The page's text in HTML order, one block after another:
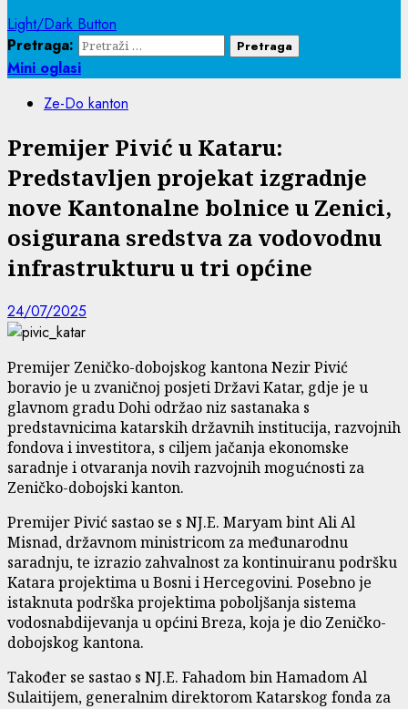
Light/Dark Button
Pretraga:
Mini oglasi
Ze-Do kanton
Premijer Pivić u Kataru:
Predstavljen projekat izgradnje
nove Kantonalne bolnice u Zenici,
osigurana sredstva za vodovodnu
infrastrukturu u tri općine
24/07/2025
Premijer Zeničko-dobojskog kantona Nezir Pivić
boravio je u zvaničnoj posjeti Državi Katar, gdje je u
glavnom gradu Dohi održao niz sastanaka s
predstavnicima katarskih državnih institucija, razvojnih
fondova i investitora, s ciljem jačanja ekonomske
saradnje i otvaranja novih razvojnih mogućnosti za
Zeničko-dobojski kanton.
Premijer Pivić sastao se s NJ.E. Maryam bint Ali Al
Misnad, državnom ministricom za međunarodnu
saradnju, te izrazio zahvalnost za kontinuiranu podršku
Katara projektima u Bosni i Hercegovini. Posebno je
istaknuta podrška projektima poboljšanja sistema
vodosnabdijevanja u općini Breza, koja je dio Zeničko-
dobojskog kantona.
Također se sastao s NJ.E. Fahadom bin Hamadom Al
Sulaitijem, generalnim direktorom Katarskog fonda za